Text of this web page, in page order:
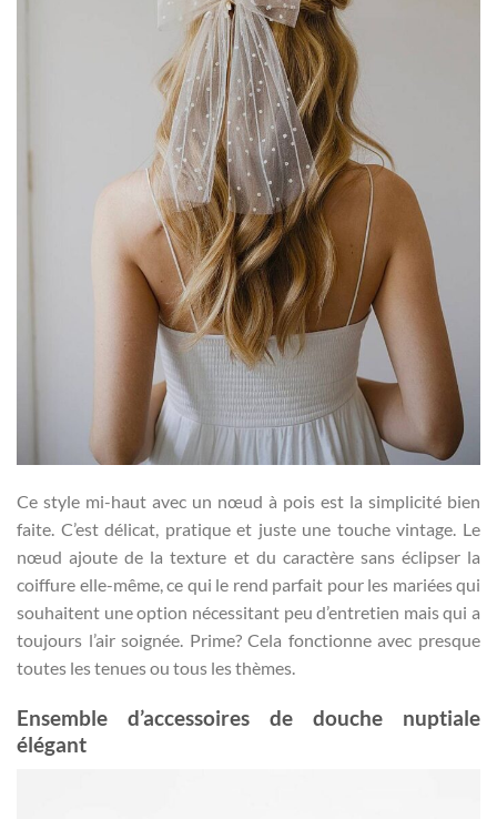
Ce style mi-haut avec un nœud à pois est la simplicité bien
faite. C’est délicat, pratique et juste une touche vintage. Le
nœud ajoute de la texture et du caractère sans éclipser la
coiffure elle-même, ce qui le rend parfait pour les mariées qui
souhaitent une option nécessitant peu d’entretien mais qui a
toujours l’air soignée. Prime? Cela fonctionne avec presque
toutes les tenues ou tous les thèmes.
Ensemble d’accessoires de douche nuptiale
élégant